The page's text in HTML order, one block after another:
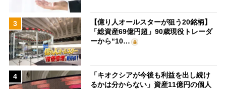
3
【億り人オールスターが狙う20銘柄】
「総資産69億円超」90歳現役トレーダ
ーから“10…
4
「キオクシアが今後も利益を出し続け
るかは分からない」資産11億円の個人